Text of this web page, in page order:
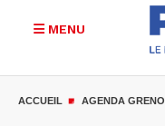
MENU
ACCUEIL AGENDA